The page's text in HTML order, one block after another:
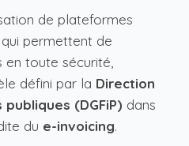
de plateformes
permettent de
toute sécurité,
défini par la Direction
(DGFiP) dans
du e-invoicing.